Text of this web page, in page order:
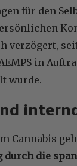
für den
verzögert,
in
wurde.
Cannabis
durch die